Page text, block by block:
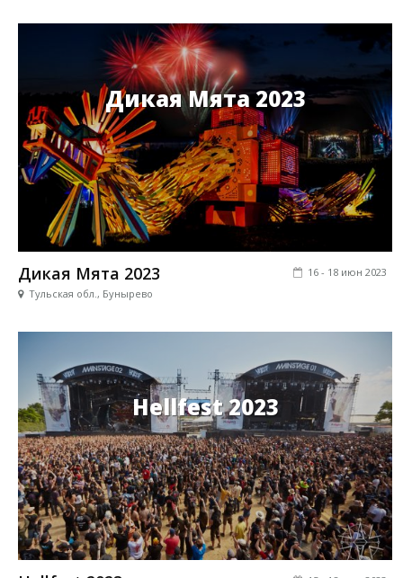
Дикая Мята 2023
Дикая Мята 2023
Тульская обл., Бунырево
16 - 18 июн 2023
Hellfest 2023